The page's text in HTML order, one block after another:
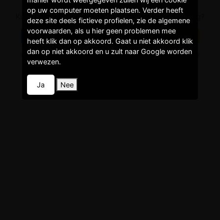
op uw computer moeten plaatsen. Verder heeft
deze site deels fictieve profielen, zie de algemene
voorwaarden, als u hier geen problemen mee
heeft klik dan op akkoord. Gaat u niet akkoord klik
dan op niet akkoord en u zult naar Google worden
verwezen.
Ja Nee
Kunnen wij je van dienst zijn of heb je gewoon een vraag?
Voorwaarden Privacy Faq/Helpdesk Contact
Het gebruik van de website is voor eigen risico! Lees de voorwaarden!
Dit is een entertainment site! Het gebruik van deze site kost geld!